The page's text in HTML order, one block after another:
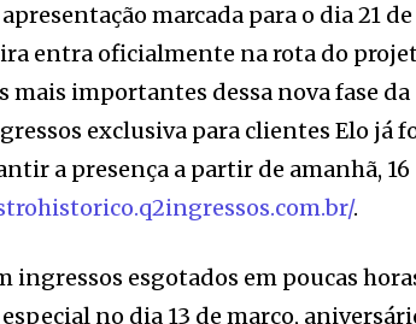
marcada para o dia 21 de
entra oficialmente na rota do
importantes dessa nova fase da
exclusiva para clientes Elo já
a presença a partir de amanhã, 16
.
ingressos esgotados em poucas
no dia 13 de março,